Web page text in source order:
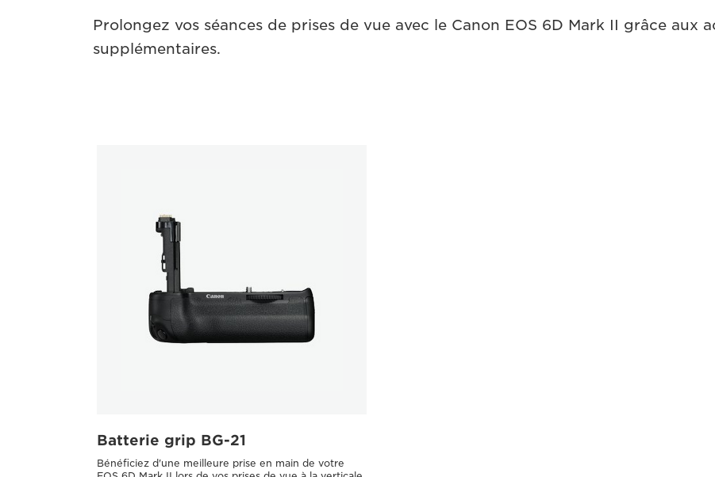
Prolongez vos séances de prises de vue avec le Canon EOS 6D Mark II grâce aux
supplémentaires.
Batterie grip BG-21
Bénéficiez d'une meilleure prise en main de votre